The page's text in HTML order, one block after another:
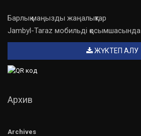
Барлық маңызды жаңалықтар
Jambyl-Taraz мобильді қосымшасында
ЖҮКТЕП АЛУ
Архив
Archives